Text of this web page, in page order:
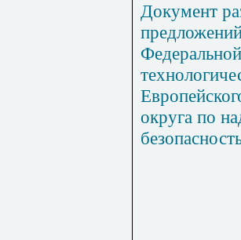
Документ
округа по